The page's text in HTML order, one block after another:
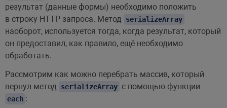
результат (данные формы) необходимо положить
в строку HTTP запроса. Метод
serializeArray
наоборот, используется тогда, когда результат, который
он предоставил, как правило, ещё необходимо
обработать.
Рассмотрим как можно перебрать массив, который
вернул метод
serializeArray с помощью функции
each :